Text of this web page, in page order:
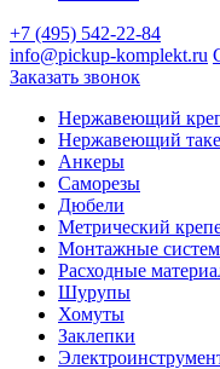
+7 (495) 542-22-84
info@pickup-komplekt.ru
Заказать звонок
Нержавеющий
Нержавеющий
Анкеры
Саморезы
Дюбели
Метрический
Монтажные
Расходные
Шурупы
Хомуты
Заклепки